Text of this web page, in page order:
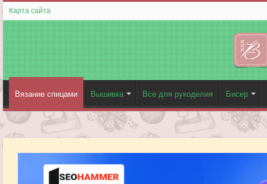
Карта сайта
Вязание спицами Вышивка Все для рукоделия Бисер